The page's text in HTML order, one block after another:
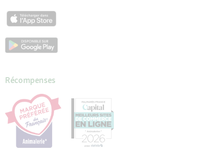
Récompenses